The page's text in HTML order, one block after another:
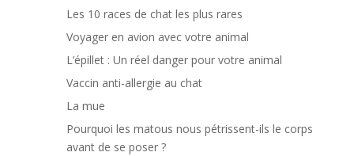
Les 10 races de chat les plus rares
Voyager en avion avec votre animal
L’épillet : Un réel danger pour votre animal
Vaccin anti-allergie au chat
La mue
Pourquoi les matous nous pétrissent-ils le corps
avant de se poser ?